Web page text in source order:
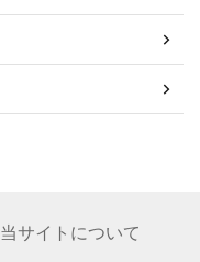
当サイトについて